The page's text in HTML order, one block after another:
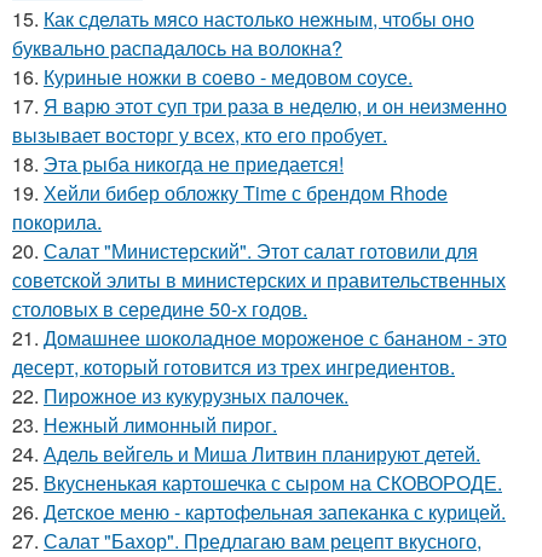
15. Как сделать мясо настолько нежным, чтобы оно
буквально распадалось на волокна?
16. Куриные ножки в соево - медовом соусе.
17. Я варю этот суп три раза в неделю, и он неизменно
вызывает восторг у всех, кто его пробует.
18. Эта рыба никогда не приедается!
19. Хейли бибер обложку Time с брендом Rhode
покорила.
20. Салат "Министерский". Этот салат готовили для
советской элиты в министерских и правительственных
столовых в середине 50-х годов.
21. Домашнее шоколадное мороженое с бананом - это
десерт, который готовится из трех ингредиентов.
22. Пирожное из кукурузных палочек.
23. Нежный лимонный пирог.
24. Адель вейгель и Миша Литвин планируют детей.
25. Вкусненькая картошечка с сыром на СКОВОРОДЕ.
26. Детское меню - картофельная запеканка с курицей.
27. Салат "Бахор". Предлагаю вам рецепт вкусного,